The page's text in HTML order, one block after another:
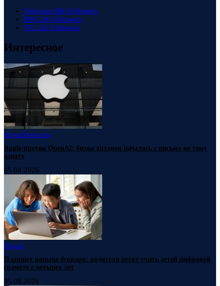
Telegram 88k Followers
RSS 23k Followers
VK 23k Followers
Интересное
НаукаНовости
Apple против OpenAI: битва титанов началась с письма не тому
азиату
05.08.2026
Наука
Планшет раньше букваря: родители хотят учить детей цифровой
грамоте с четырех лет
05.08.2026